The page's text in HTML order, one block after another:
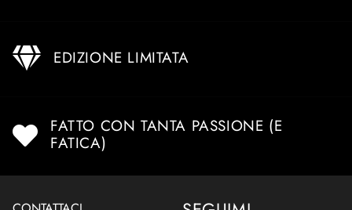
EDIZIONE LIMITATA
FATTO CON TANTA PASSIONE (E
FATICA)